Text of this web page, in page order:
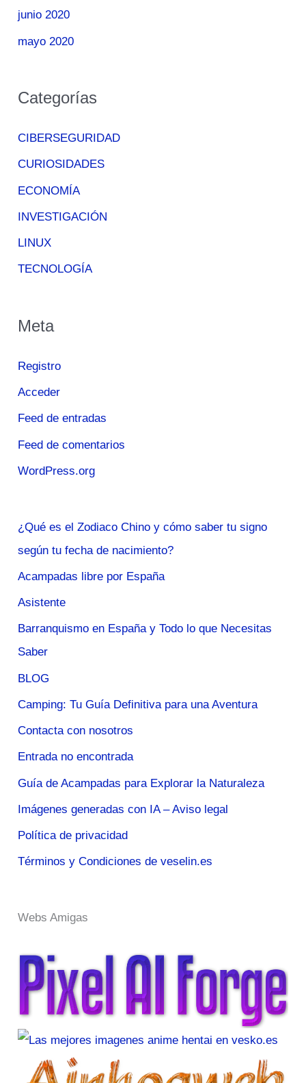
junio 2020
mayo 2020
Categorías
CIBERSEGURIDAD
CURIOSIDADES
ECONOMÍA
INVESTIGACIÓN
LINUX
TECNOLOGÍA
Meta
Registro
Acceder
Feed de entradas
Feed de comentarios
WordPress.org
¿Qué es el Zodiaco Chino y cómo saber tu signo
según tu fecha de nacimiento?
Acampadas libre por España
Asistente
Barranquismo en España y Todo lo que Necesitas
Saber
BLOG
Camping: Tu Guía Definitiva para una Aventura
Contacta con nosotros
Entrada no encontrada
Guía de Acampadas para Explorar la Naturaleza
Imágenes generadas con IA – Aviso legal
Política de privacidad
Términos y Condiciones de veselin.es
Webs Amigas